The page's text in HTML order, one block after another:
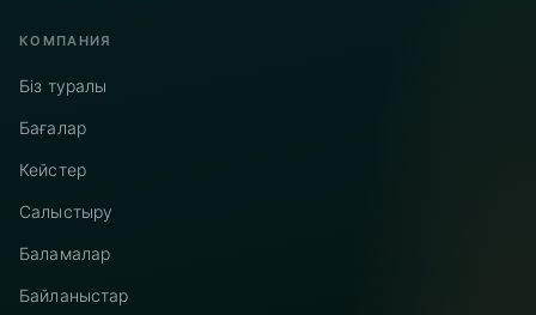
КОМПАНИЯ
Біз туралы
Бағалар
Кейстер
Салыстыру
Баламалар
Байланыстар